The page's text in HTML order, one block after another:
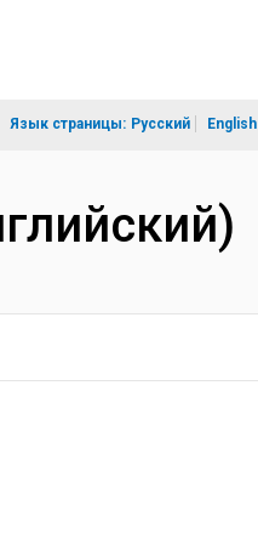
Язык страницы: Русский English